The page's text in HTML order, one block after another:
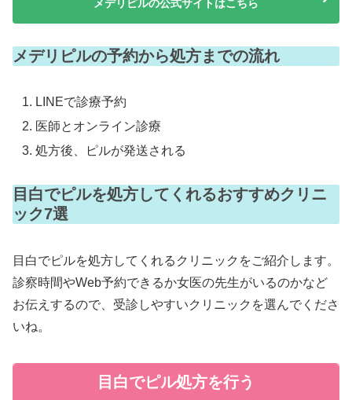
メデリピルの公式サイトはこちら
メデリピルの予約から処方までの流れ
LINEで診療予約
医師とオンライン診療
処方後、ピルが発送される
目白でピルを処方してくれるおすすめクリニ
ック7選
目白でピルを処方してくれるクリニックをご紹介します。
診察時間やWeb予約できるか女医の先生がいるのかなど
お伝えするので、受診しやすいクリニックを選んでくださ
いね。
目白でピル処方を行う